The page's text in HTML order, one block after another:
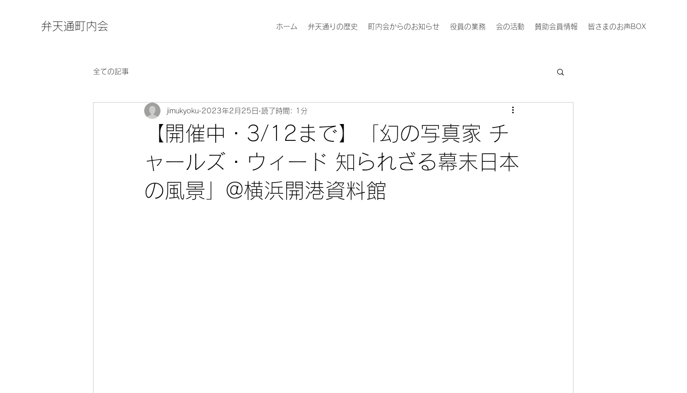
弁天通町内会 ホーム 弁天通りの歴史 町内会からのお知らせ 役員の業務 会の活動 賛助会員情報 皆さまのお声BOX
全ての記事
【開催中・3/12まで】「幻の写真家 チ
ャールズ・ウィード 知られざる幕末日本
の風景」@横浜開港資料館
jimukyoku 2023年2月25日 読了時間: 1分